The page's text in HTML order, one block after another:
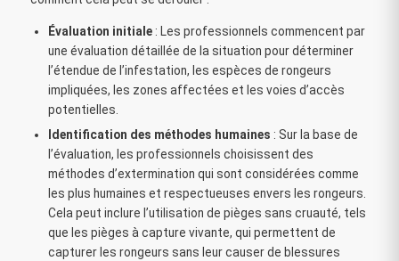
Évaluation initiale : Les professionnels commencent par
une évaluation détaillée de la situation pour déterminer
l’étendue de l’infestation, les espèces de rongeurs
impliquées, les zones affectées et les voies d’accès
potentielles.
Identification des méthodes humaines : Sur la base de
l’évaluation, les professionnels choisissent des
méthodes d’extermination qui sont considérées comme
les plus humaines et respectueuses envers les rongeurs.
Cela peut inclure l’utilisation de pièges sans cruauté, tels
que les pièges à capture vivante, qui permettent de
capturer les rongeurs sans leur causer de blessures